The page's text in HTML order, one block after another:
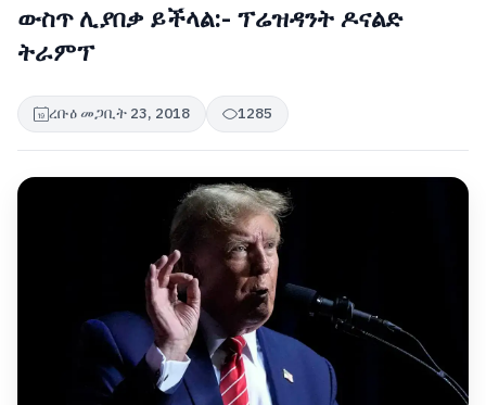
ውስጥ ሊያበቃ ይችላል:- ፕሬዝዳንት ዶናልድ
ትራምፕ
ረቡዕ መጋቢት 23, 2018 1285